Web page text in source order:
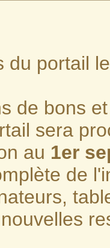
du portail
de bons
sera
au 1er
de